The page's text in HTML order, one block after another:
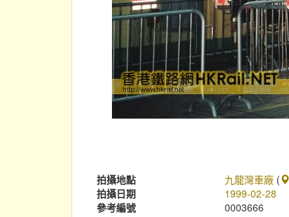
拍攝地點 九龍灣車廠 (
拍攝日期
1999-02-28
參考編號
0003666